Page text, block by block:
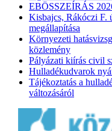
EBÖSSZEÍRÁS
Kisbajcs, Rákóczi F.
megállapítása
Környezeti
közlemény
Pályázati kiírás civil
Hulladékudvarok
Tájékoztatás a
változásáról